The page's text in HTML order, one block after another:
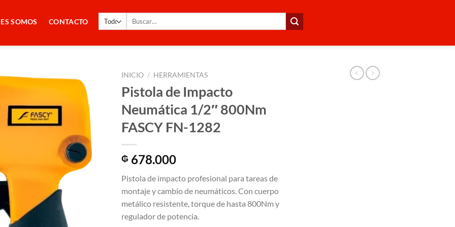
SOMOS CONTACTO
Buscar
INICIO / HERRAMIENTAS
Pistola de Impacto
Neumática 1/2″ 800Nm
FASCY FN-1282
₲ 678.000
Pistola de impacto profesional para tareas de
montaje y cambio de neumáticos. Con cuerpo
metálico resistente, torque de hasta 800Nm y
regulador de potencia.